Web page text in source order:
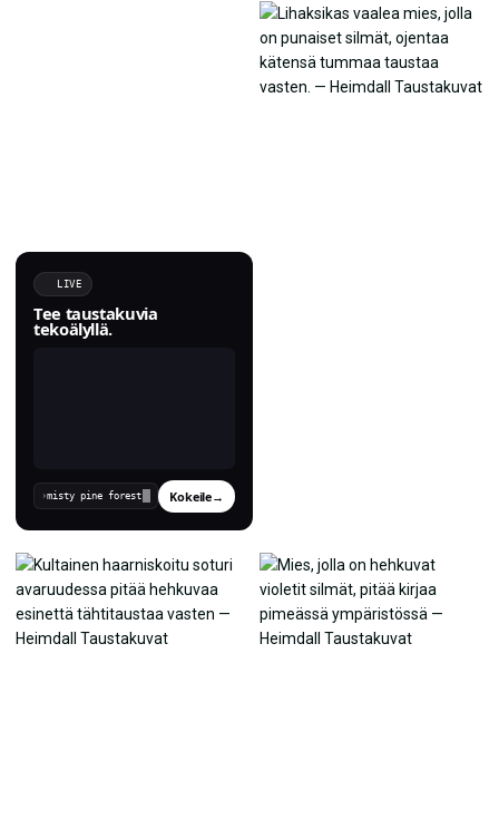
LIVE
Tee taustakuvia
tekoälyllä.
› Kokeile→